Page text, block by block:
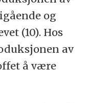
og
(10). Hos
av
å være